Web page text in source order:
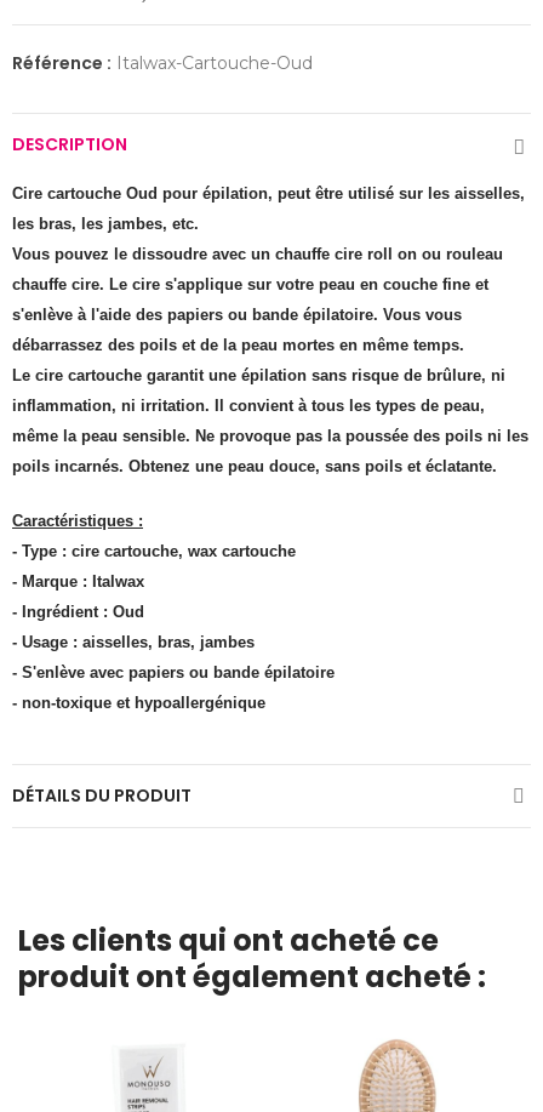
Référence : Italwax-Cartouche-Oud
DESCRIPTION
Cire cartouche Oud pour épilation, peut être utilisé sur les aisselles,
les bras, les jambes, etc.
Vous pouvez le dissoudre avec un chauffe cire roll on ou rouleau
chauffe cire. Le cire s'applique sur votre peau en couche fine et
s'enlève à l'aide des papiers ou bande épilatoire. Vous vous
débarrassez des poils et de la peau mortes en même temps.
Le cire cartouche garantit une épilation sans risque de brûlure, ni
inflammation, ni irritation. Il convient à tous les types de peau,
même la peau sensible. Ne provoque pas la poussée des poils ni les
poils incarnés. Obtenez une peau douce, sans poils et éclatante.
Caractéristiques :
- Type : cire cartouche, wax cartouche
- Marque : Italwax
- Ingrédient : Oud
- Usage : aisselles, bras, jambes
- S'enlève avec papiers ou bande épilatoire
- non-toxique et hypoallergénique
DÉTAILS DU PRODUIT
Les clients qui ont acheté ce
produit ont également acheté :